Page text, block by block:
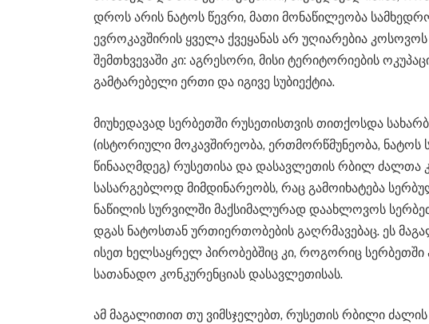
დროს არის ნატოს წევრი, მათი მონაწილეობა
ევროკავშირის ყველა ქვეყანას არ უღიარებია
შემთხვევაში კი: აგრესორი, მისი ტერიტორიების
გამტარებელი ერთი და იგივე სუბიექტია.
მიუხედავად სერბეთში რუსეთისთვის თითქოსდა
(ისტორიული მოკავშირეობა, ერთმორწმუნეობა,
წინააღმდეგ) რუსეთისა და დასავლეთის რბილ ძალთა
სასარგებლოდ მიმდინარეობს, რაც გამოიხატება
ნაწილის სურვილში მაქსიმალურად დაახლოვოს
დგას ნატოსთან ურთიერთობების გაღრმავებაც. ეს
ისეთ ხელსაყრელ პირობებშიც კი, როგორიც სერბეთში
სათანადო კონკურენციას დასავლეთისას.
ამ მაგალითით თუ ვიმსჯელებთ, რუსეთის რბილი